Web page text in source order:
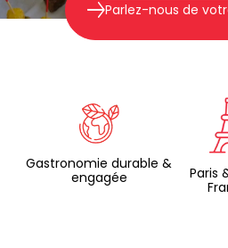
Parlez-nous de
Gastronomie durable &
engagée
Paris